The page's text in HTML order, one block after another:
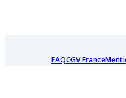
FAQCGV France